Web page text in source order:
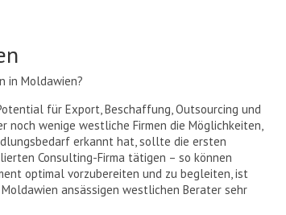
in Moldawien?
für Export, Beschaffung, Outsourcing und
noch wenige westliche Firmen die Möglichkeiten,
erkannt hat, sollte die ersten
Consulting-Firma tätigen – so können
optimal vorzubereiten und zu begleiten, ist
ansässigen westlichen Berater sehr